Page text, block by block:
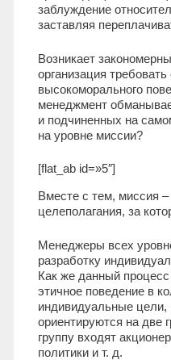
заблуждение
заставляя
Возникает
организация
высокоморального
менеджмент
и подчиненных на
на уровне миссии?
[flat_ab id=»5″]
Вместе с тем, миссия
целеполагания, за
Менеджеры всех
разработку
Как же данный
этичное поведение в
индивидуальные
ориентируются на две
группу входят
политики и т. д.